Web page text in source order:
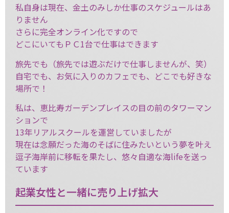
私自身は現在、金土のみしか仕事のスケジュールはあ
りません
さらに完全オンライン化ですので
どこにいてもＰＣ1台で仕事はできます
旅先でも（旅先では遊ぶだけで仕事しませんが、笑）
自宅でも、お気に入りのカフェでも、どこでも好きな
場所で！
私は、恵比寿ガーデンプレイスの目の前のタワーマン
ションで
13年リアルスクールを運営していましたが
現在は念願だった海のそばに住みたいという夢を叶え
逗子海岸前に移転を果たし、悠々自適な海lifeを送っ
ています
起業女性と一緒に売り上げ拡大